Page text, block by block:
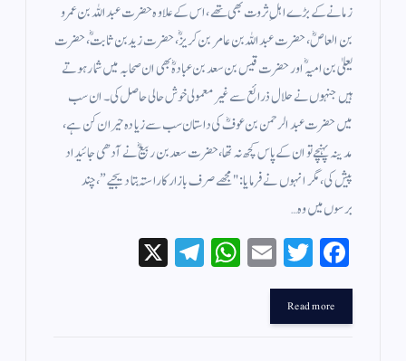
زمانے کے بڑے اہلِ ثروت بھی تھے، اس کے علاوہ حضرت عبداللہ بن عمرو
بن العاصؓ، حضرت عبداللہ بن عامر بن کریزؓ، حضرت زید بن ثابتؓ، حضرت
یعلیٰ بن امیہؓ اور حضرت قیس بن سعد بن عبادہؓ بھی ان صحابہ میں شمار ہوتے
ہیں جنہوں نے حلال ذرائع سے غیر معمولی خوش حالی حاصل کی۔ ان سب
میں حضرت عبدالرحمن بن عوفؓ کی داستان سب سے زیادہ حیران کن ہے،
مدینہ پہنچے تو ان کے پاس کچھ نہ تھا، حضرت سعد بن ربیعؓ نے آدھی جائیداد
پیش کی، مگر انہوں نے فرمایا: "مجھے صرف بازار کا راستہ بتا دیجیے”، چند
برسوں میں وہ…
Fa
ce
bo
ok
T
wi
r
E
W
Te
Read more